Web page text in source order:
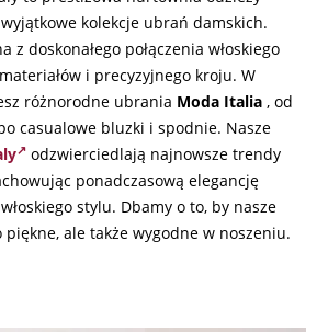
kolekcje ubrań damskich.
z doskonałego połączenia włoskiego
i precyzyjnego kroju. W
różnorodne ubrania Moda Italia , od
casualowe bluzki i spodnie. Nasze
odzwierciedlają najnowsze trendy
ponadczasową elegancję
stylu. Dbamy o to, by nasze
piękne, ale także wygodne w noszeniu.